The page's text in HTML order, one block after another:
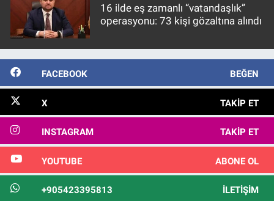
16 ilde eş zamanlı “vatandaşlık”
operasyonu: 73 kişi gözaltına alındı
FACEBOOK BEĞEN
X TAKIP ET
INSTAGRAM TAKIP ET
YOUTUBE ABONE OL
+905423395813 İLETIŞIM